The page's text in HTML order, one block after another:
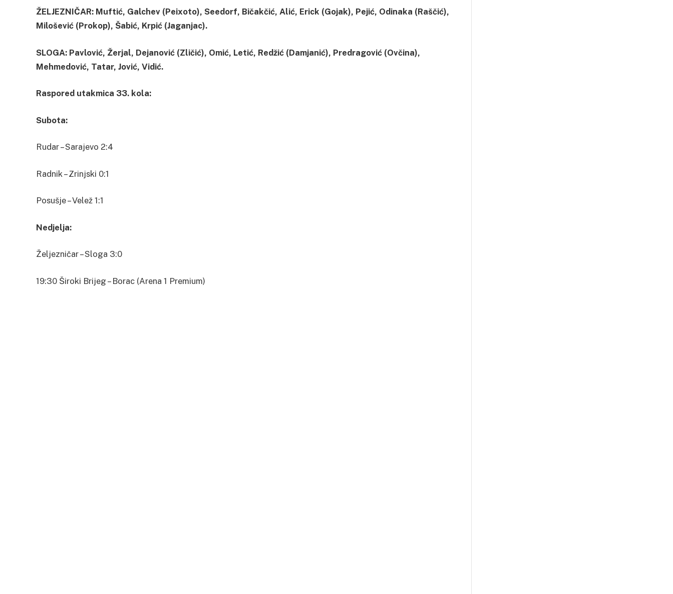
ŽELJEZNIČAR: Muftić, Galchev (Peixoto), Seedorf, Bičakčić, Alić, Erick (Gojak), Pejić, Odinaka (Raščić),
Milošević (Prokop), Šabić, Krpić (Jaganjac).
SLOGA: Pavlović, Žerjal, Dejanović (Zličić), Omić, Letić, Redžić (Damjanić), Predragović (Ovčina),
Mehmedović, Tatar, Jović, Vidić.
Raspored utakmica 33. kola:
Subota:
Rudar – Sarajevo 2:4
Radnik – Zrinjski 0:1
Posušje – Velež 1:1
Nedjelja:
Željezničar – Sloga 3:0
19:30 Široki Brijeg – Borac (Arena 1 Premium)